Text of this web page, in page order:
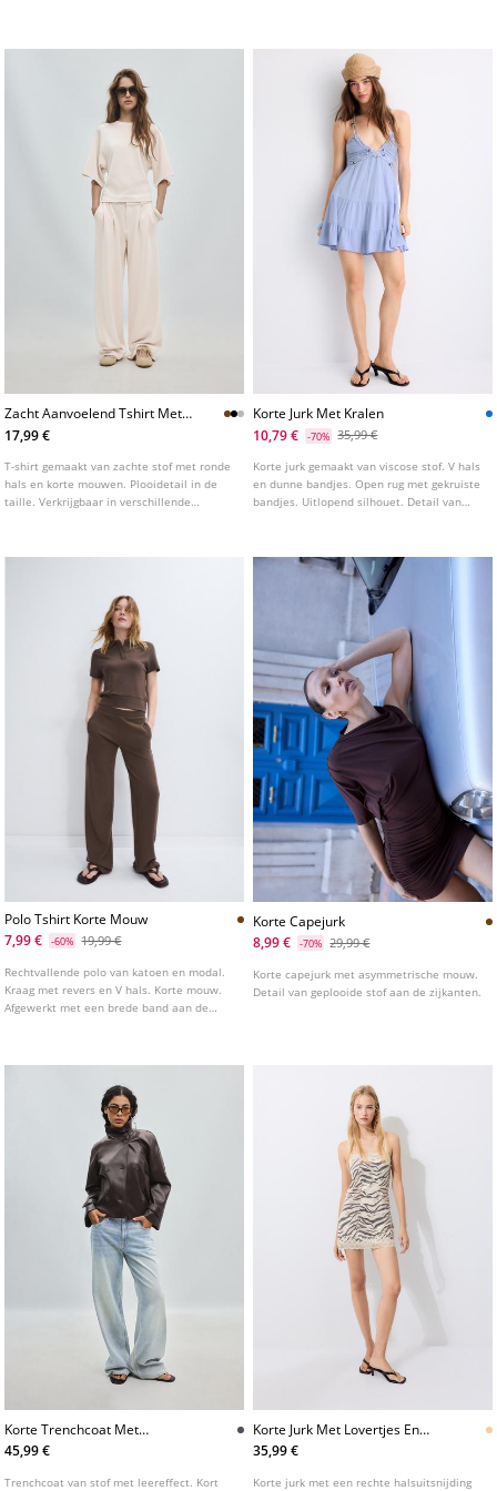
Zacht Aanvoelend Tshirt Met
Korte Mouw
17,99 €
T-shirt gemaakt van zachte stof met ronde
hals en korte mouwen. Plooidetail in de
taille. Verkrijgbaar in verschillende
Korte Jurk Met Kralen
10,79 €
-70% 35,99 €
Korte jurk gemaakt van viscose stof. V hals
en dunne bandjes. Open rug met gekruiste
bandjes. Uitlopend silhouet. Detail van
Polo Tshirt Korte Mouw
7,99 €
-60% 19,99 €
Rechtvallende polo van katoen en modal.
Kraag met revers en V hals. Korte mouw.
Afgewerkt met een brede band aan de
Korte Capejurk
8,99 €
-70% 29,99 €
Korte capejurk met asymmetrische mouw.
Detail van geplooide stof aan de zijkanten.
Korte Trenchcoat Met
Leereffect
45,99 €
Trenchcoat van stof met leereffect. Kort
Korte Jurk Met Lovertjes En
Dierenprint
35,99 €
Korte jurk met een rechte halsuitsnijding